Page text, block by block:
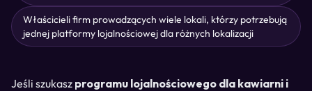
Właścicieli firm prowadzących wiele lokali, którzy potrzebują
jednej platformy lojalnościowej dla różnych lokalizacji
Jeśli szukasz programu lojalnościowego dla kawiarni i